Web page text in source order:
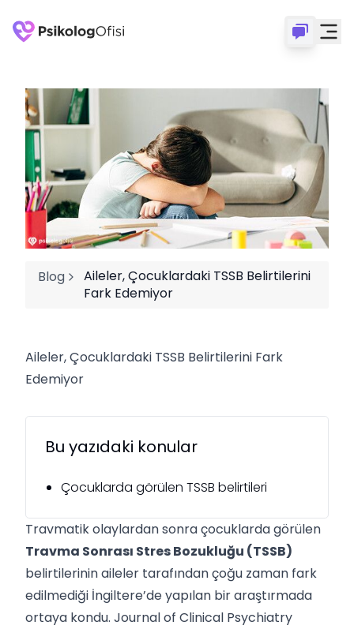
Blog
Aileler, Çocuklardaki TSSB Belirtilerini
Fark Edemiyor
Aileler, Çocuklardaki TSSB Belirtilerini Fark
Edemiyor
Bu yazıdaki konular
Çocuklarda görülen TSSB belirtileri
Travmatik olaylardan sonra çocuklarda görülen
Travma Sonrası Stres Bozukluğu (TSSB)
belirtilerinin aileler tarafından çoğu zaman fark
edilmediği İngiltere’de yapılan bir araştırmada
ortaya kondu. Journal of Clinical Psychiatry